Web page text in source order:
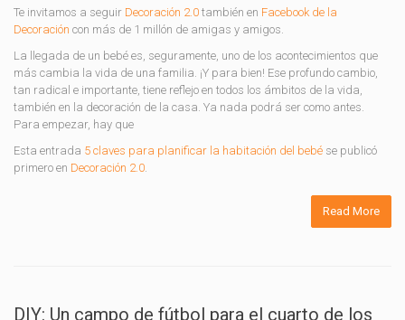
Te invitamos a seguir Decoración 2.0 también en Facebook de la
Decoración con más de 1 millón de amigas y amigos.
La llegada de un bebé es, seguramente, uno de los acontecimientos que
más cambia la vida de una familia. ¡Y para bien! Ese profundo cambio,
tan radical e importante, tiene reflejo en todos los ámbitos de la vida,
también en la decoración de la casa. Ya nada podrá ser como antes.
Para empezar, hay que
Esta entrada 5 claves para planificar la habitación del bebé se publicó
primero en Decoración 2.0.
Read More
DIY: Un campo de fútbol para el cuarto de los